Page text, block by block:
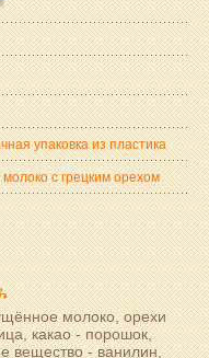
упаковка из пластика
с грецким орехом
молоко, орехи
какао - порошок,
вещество - ванилин,